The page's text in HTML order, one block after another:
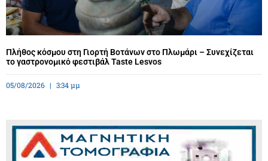
Πλήθος κόσμου στη Γιορτή Βοτάνων στο Πλωμάρι – Συνεχίζεται
το γαστρονομικό φεστιβάλ Taste Lesvos
05/08/2026 3:34 μμ